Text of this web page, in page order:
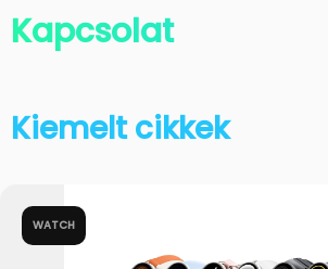
Kapcsolat
Kiemelt cikkek
WATCH